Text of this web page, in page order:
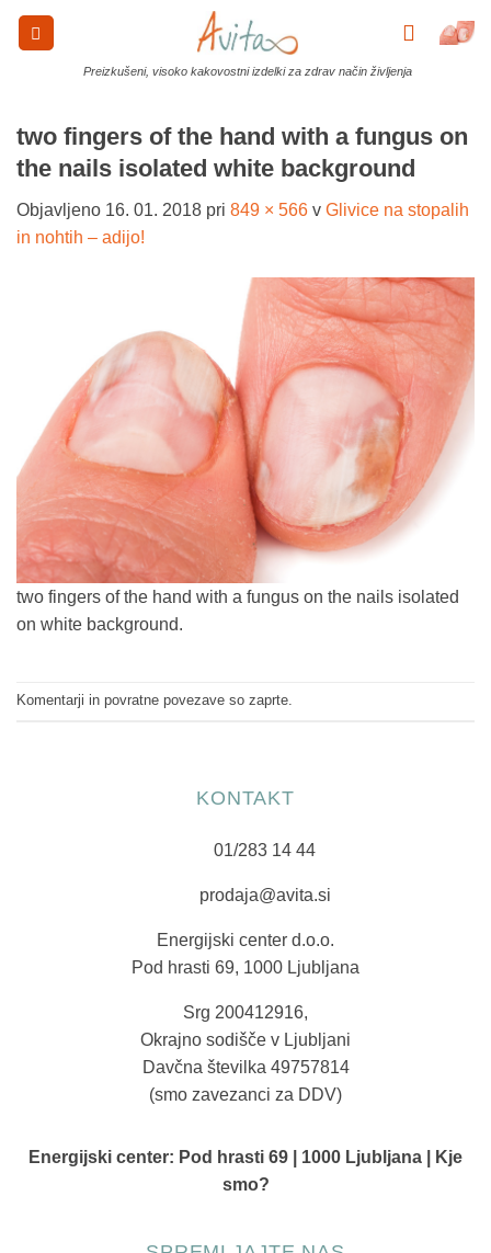
Skoči
Preizkušeni, visoko kakovostni izdelki za zdrav način življenja
two fingers of the hand with a fungus on
the nails isolated white background
Objavljeno 16. 01. 2018 pri 849 × 566 v Glivice na stopalih
in nohtih – adijo!
two fingers of the hand with a fungus on the nails isolated
on white background.
Komentarji in povratne povezave so zaprte.
KONTAKT
01/283 14 44
prodaja@avita.si
Energijski center d.o.o.
Pod hrasti 69, 1000 Ljubljana
Srg 200412916,
Okrajno sodišče v Ljubljani
Davčna številka 49757814
(smo zavezanci za DDV)
Energijski center: Pod hrasti 69 | 1000 Ljubljana | Kje
smo?